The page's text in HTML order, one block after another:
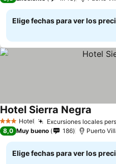
Elige fechas para ver los
3 Estrellas
Hotel Excursiones locales
Hotel Sierra Negra
8,0 Muy bueno 186 Puerto
Elige fechas para ver los